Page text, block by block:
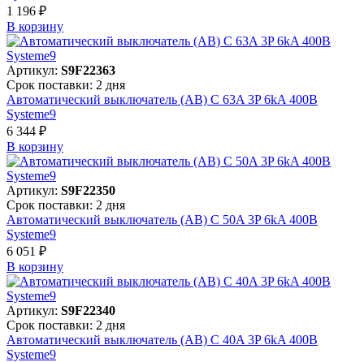
1 196 ₽
В корзинy
Артикул: S9F22363
Срок поставки: 2 дня
Автоматический выключатель (АВ) C 63A 3P 6kA 400В
Systeme9
6 344 ₽
В корзинy
Артикул: S9F22350
Срок поставки: 2 дня
Автоматический выключатель (АВ) C 50A 3P 6kA 400В
Systeme9
6 051 ₽
В корзинy
Артикул: S9F22340
Срок поставки: 2 дня
Автоматический выключатель (АВ) C 40A 3P 6kA 400В
Systeme9